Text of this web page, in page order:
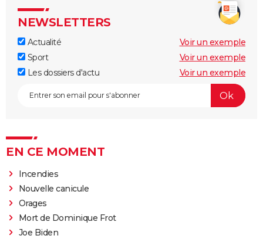
NEWSLETTERS
Actualité
Voir un exemple
Sport
Voir un exemple
Les dossiers d'actu
Voir un exemple
EN CE MOMENT
Incendies
Nouvelle canicule
Orages
Mort de Dominique Frot
Joe Biden